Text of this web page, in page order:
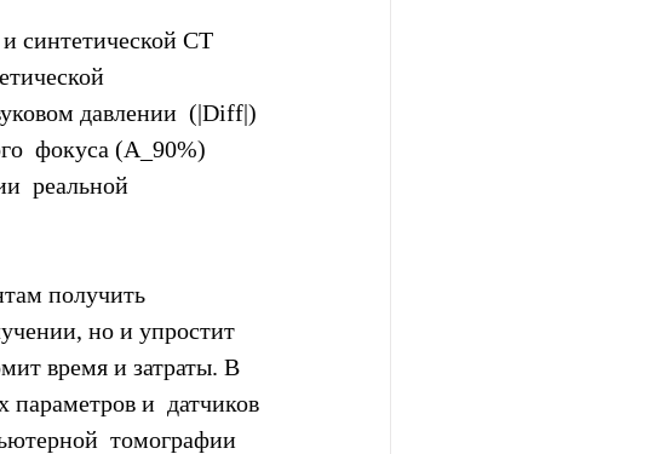
синтетической CT
давлении  (|Diff|)
фокуса (A_90%)
реальной
получить
но и упростит
время и затраты. В
параметров и  датчиков
томографии